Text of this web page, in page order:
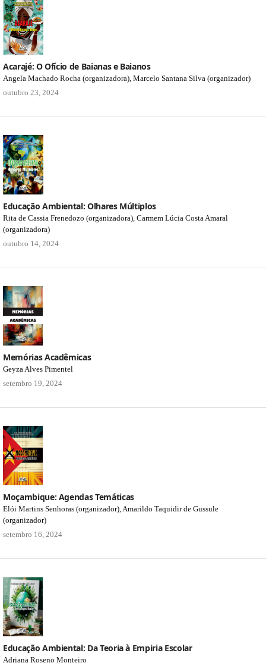
Acarajé: O Ofício de Baianas e Baianos
Angela Machado Rocha (organizadora), Marcelo Santana Silva (organizador)
outubro 23, 2024
Educação Ambiental: Olhares Múltiplos
Rita de Cassia Frenedozo (organizadora), Carmem Lúcia Costa Amaral
(organizadora)
outubro 14, 2024
Memórias Acadêmicas
Geyza Alves Pimentel
setembro 19, 2024
Moçambique: Agendas Temáticas
Elói Martins Senhoras (organizador), Amarildo Taquidir de Gussule
(organizador)
setembro 16, 2024
Educação Ambiental: Da Teoria à Empiria Escolar
Adriana Roseno Monteiro